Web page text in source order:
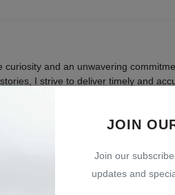
JOIN
Join our
updates and
and an unwavering
I strive to deliver timely and